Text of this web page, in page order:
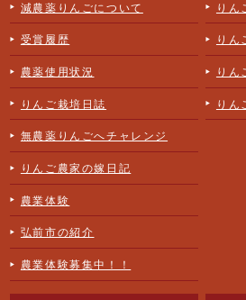
減農薬りんごについて
受賞履歴
農薬使用状況
りんご栽培日誌
無農薬りんごへチャレンジ
りんご農家の嫁日記
農業体験
弘前市の紹介
農業体験募集中！！
りん
りん
りん
りん